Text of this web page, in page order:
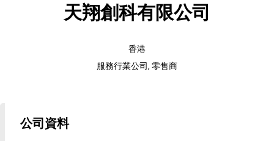
天翔創科有限公司
香港
服務行業公司, 零售商
公司資料